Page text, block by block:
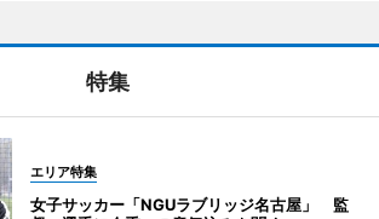
特集
エリア特集
女子サッカー「NGUラブリッジ名古屋」 監